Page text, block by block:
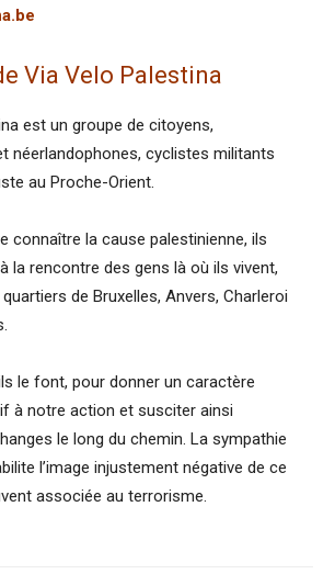
Via Velo Palestina
est un groupe de citoyens,
néerlandophones, cyclistes militants
au Proche-Orient.
connaître la cause palestinienne, ils
la rencontre des gens là où ils vivent,
de Bruxelles, Anvers, Charleroi
le font, pour donner un caractère
à notre action et susciter ainsi
le long du chemin. La sympathie
l’image injustement négative de ce
associée au terrorisme.